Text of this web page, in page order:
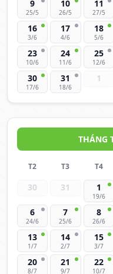
9
25/5
10
26/5
11
27/5
16
3/6
17
4/6
18
5/6
23
10/6
24
11/6
25
12/6
30
17/6
31
18/6
1
THÁNG
T2 T3 T4
30 31 1
19/6
6
24/6
7
25/6
8
26/6
13
1/7
14
2/7
15
3/7
20
8/7
21
9/7
22
10/7